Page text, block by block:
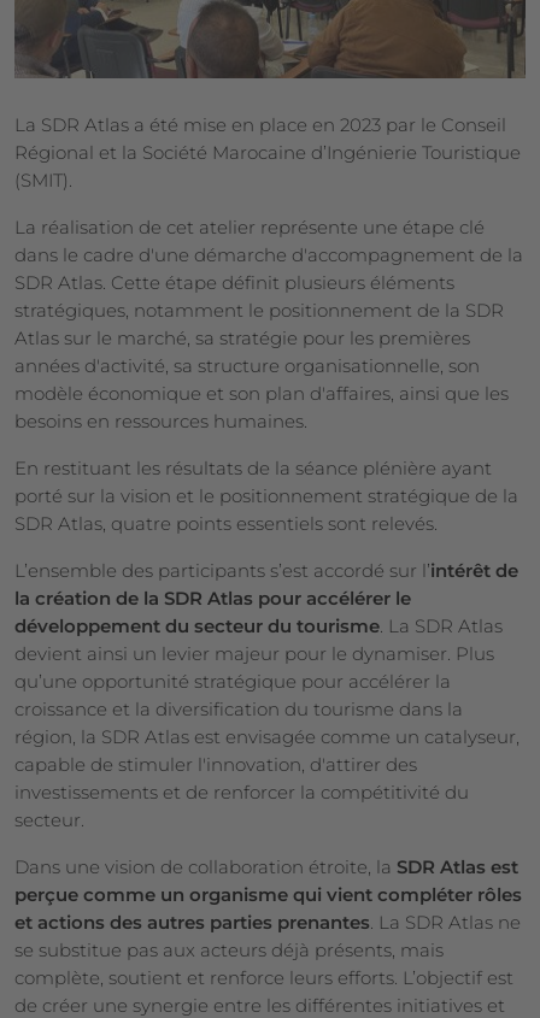
La SDR Atlas a été mise en place en 2023 par le Conseil
Régional et la Société Marocaine d’Ingénierie Touristique
(SMIT).
La réalisation de cet atelier représente une étape clé
dans le cadre d'une démarche d'accompagnement de la
SDR Atlas. Cette étape définit plusieurs éléments
stratégiques, notamment le positionnement de la SDR
Atlas sur le marché, sa stratégie pour les premières
années d'activité, sa structure organisationnelle, son
modèle économique et son plan d'affaires, ainsi que les
besoins en ressources humaines.
En restituant les résultats de la séance plénière ayant
porté sur la vision et le positionnement stratégique de la
SDR Atlas, quatre points essentiels sont relevés.
L’ensemble des participants s’est accordé sur l’intérêt de
la création de la SDR Atlas pour accélérer le
développement du secteur du tourisme . La SDR Atlas
devient ainsi un levier majeur pour le dynamiser. Plus
qu’une opportunité stratégique pour accélérer la
croissance et la diversification du tourisme dans la
région, la SDR Atlas est envisagée comme un catalyseur,
capable de stimuler l'innovation, d'attirer des
investissements et de renforcer la compétitivité du
secteur.
Dans une vision de collaboration étroite, la SDR Atlas est
perçue comme un organisme qui vient compléter rôles
et actions des autres parties prenantes . La SDR Atlas ne
se substitue pas aux acteurs déjà présents, mais
complète, soutient et renforce leurs efforts. L’objectif est
de créer une synergie entre les différentes initiatives et